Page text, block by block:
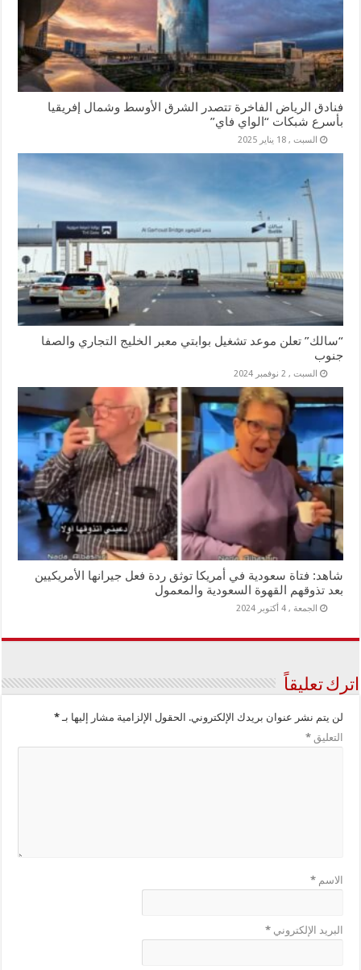
فنادق الرياض الفاخرة تتصدر الشرق الأوسط وشمال إفريقيا
بأسرع شبكات “الواي فاي”
السبت , 18 يناير 2025
“سالك” تعلن موعد تشغيل بوابتي معبر الخليج التجاري والصفا
جنوب
السبت , 2 نوفمبر 2024
شاهد: فتاة سعودية في أمريكا توثق ردة فعل جيرانها الأمريكيين
بعد تذوقهم القهوة السعودية والمعمول
الجمعة , 4 أكتوبر 2024
اترك تعليقاً
لن يتم نشر عنوان بريدك الإلكتروني. الحقول الإلزامية مشار إليها بـ*
التعليق*
الاسم*
البريد الإلكتروني*